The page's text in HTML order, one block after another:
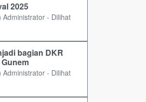
2025
- Dilihat
bagian DKR
- Dilihat